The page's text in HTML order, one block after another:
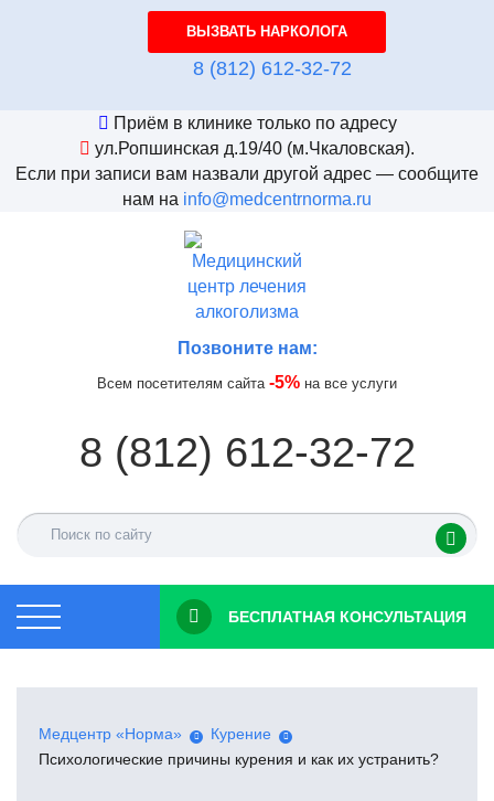
ВЫЗВАТЬ НАРКОЛОГА
8 (812) 612-32-72
Приём в клинике только по адресу
ул.Ропшинская д.19/40 (м.Чкаловская).
Если при записи вам назвали другой адрес — сообщите
нам на info@medcentrnorma.ru
Позвоните нам:
Всем посетителям сайта -5% на все услуги
8 (812) 612-32-72
БЕСПЛАТНАЯ КОНСУЛЬТАЦИЯ
Медцентр «Норма»
Курение
Психологические причины курения и как их устранить?